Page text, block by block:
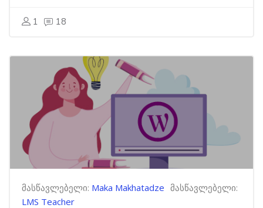
1 18
მასწავლებელი: Maka Makhatadze მასწავლებელი:
LMS Teacher